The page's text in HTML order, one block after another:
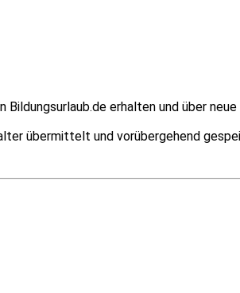
erhalten und über
übermittelt und vorübergehend